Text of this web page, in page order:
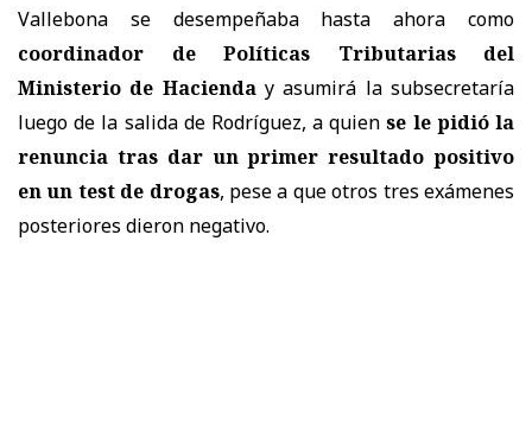
Vallebona se desempeñaba hasta ahora como
coordinador de Políticas Tributarias del
Ministerio de Hacienday asumirá la subsecretaría
luego de la salida de Rodríguez, a quiense le pidió la
renuncia tras dar un primer resultado positivo
en un test de drogas, pese a que otros tres exámenes
posteriores dieron negativo.